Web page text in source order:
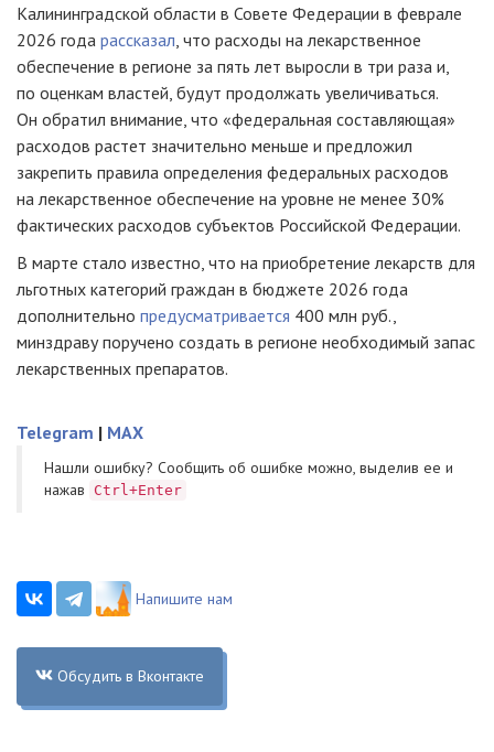
Калининградской области в Совете Федерации в феврале
2026 года рассказал , что расходы на лекарственное
обеспечение в регионе за пять лет выросли в три раза и,
по оценкам властей, будут продолжать увеличиваться.
Он обратил внимание, что «федеральная составляющая»
расходов растет значительно меньше и предложил
закрепить правила определения федеральных расходов
на лекарственное обеспечение на уровне не менее 30%
фактических расходов субъектов Российской Федерации.
В марте стало известно, что на приобретение лекарств для
льготных категорий граждан в бюджете 2026 года
дополнительно предусматривается 400 млн руб.,
минздраву поручено создать в регионе необходимый запас
лекарственных препаратов.
Telegram | MAX
Нашли ошибку? Cообщить об ошибке можно, выделив ее и
нажав
Ctrl+Enter
Напишите нам
Обсудить в Вконтакте